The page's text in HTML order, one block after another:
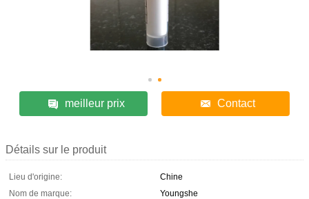
meilleur prix Contact
Détails sur le produit
Lieu d'origine:
Chine
Nom de marque:
Youngshe